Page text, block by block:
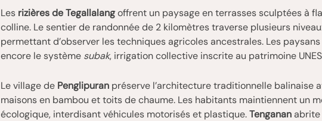
Les rizières de Tegallalangoffrent un paysage en terrasses sculptées à
colline. Le sentier de randonnée de 2 kilomètres traverse plusieurs
permettant d’observer les techniques agricoles ancestrales. Les
encore le système subak, irrigation collective inscrite au patrimoine
Le village de Penglipuran préserve l’architecture traditionnelle balinaise
maisons en bambou et toits de chaume. Les habitants maintiennent un
écologique, interdisant véhicules motorisés et plastique.Tengananabrite